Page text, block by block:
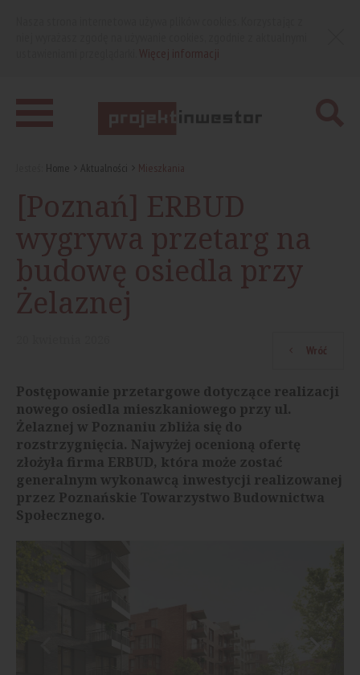
Home Aktualności Mieszkania
[Poznań] ERBUD
wygrywa przetarg na
budowę osiedla przy
Żelaznej
Wróć
Postępowanie przetargowe dotyczące realizacji
nowego osiedla mieszkaniowego przy ul.
Żelaznej w Poznaniu zbliża się do
rozstrzygnięcia. Najwyżej ocenioną ofertę
złożyła firma ERBUD, która może zostać
generalnym wykonawcą inwestycji realizowanej
przez Poznańskie Towarzystwo Budownictwa
Społecznego.